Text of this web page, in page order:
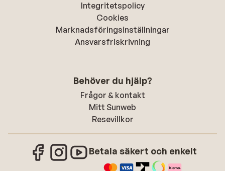
Integritetspolicy
Cookies
Marknadsföringsinställningar
Ansvarsfriskrivning
Behöver du hjälp?
Frågor & kontakt
Mitt Sunweb
Resevillkor
Betala säkert och enkelt